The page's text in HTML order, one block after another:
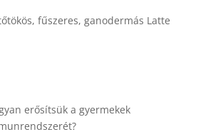
fűszeres, ganodermás Latte
erősítsük a gyermekek